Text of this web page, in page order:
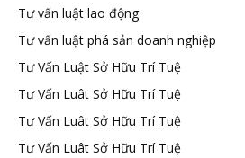
Tư vấn luật lao động
Tư vấn luật phá sản doanh nghiệp
Tư Vấn Luật Sở Hữu Trí Tuệ
Tư Vấn Luât Sở Hữu Trí Tuệ
Tư Vấn Luât Sở Hữu Trí Tuệ
Tư Vấn Luât Sở Hữu Trí Tuệ